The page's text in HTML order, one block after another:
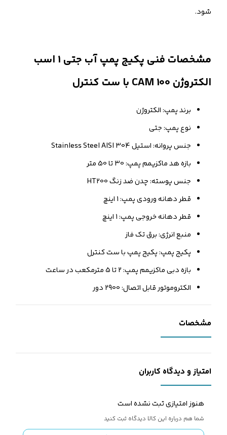
شود.
مشخصات فنی پکیج پمپ آب جتی 1 اسب
الکتروژن CAM 100 با ست کنترل
برند پمپ: الکتروژن
نوع پمپ: جتی
جنس پروانه: استیل 304 Stainless Steel AISI
بازه هد ماکزیمم پمپ: 30 تا 50 متر
جنس پوسته: چدن ضد زنگ HT200
قطر دهانه ورودی پمپ: 1 اینچ
قطر دهانه خروجی پمپ: 1 اینچ
منبع انرژی: برق تک فاز
پکیج پمپ: پکیج پمپ با ست کنترل
بازه دبی ماکزیمم پمپ: 2 تا 5 مترمکعب در ساعت
الکتروموتور قابل اتصال: 2900 دور
مشخصات
امتیاز و دیدگاه کاربران
هنوز امتیازی ثبت نشده است
شما هم درباره این کالا دیدگاه ثبت کنید